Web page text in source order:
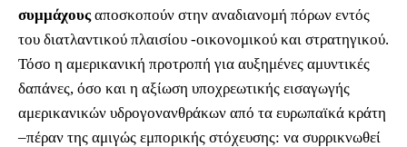
συμμάχουςαποσκοπούν στην αναδιανομή πόρων εντός
του διατλαντικού πλαισίου -οικονομικού και στρατηγικού.
Τόσο η αμερικανική προτροπή για αυξημένες αμυντικές
δαπάνες, όσο και η αξίωση υποχρεωτικής εισαγωγής
αμερικανικών υδρογονανθράκων από τα ευρωπαϊκά κράτη
‒πέραν της αμιγώς εμπορικής στόχευσης: να συρρικνωθεί